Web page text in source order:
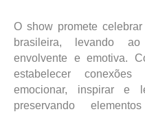
O show promete
brasileira, levando
envolvente e emotiva.
estabelecer
emocionar, inspirar e
preservando